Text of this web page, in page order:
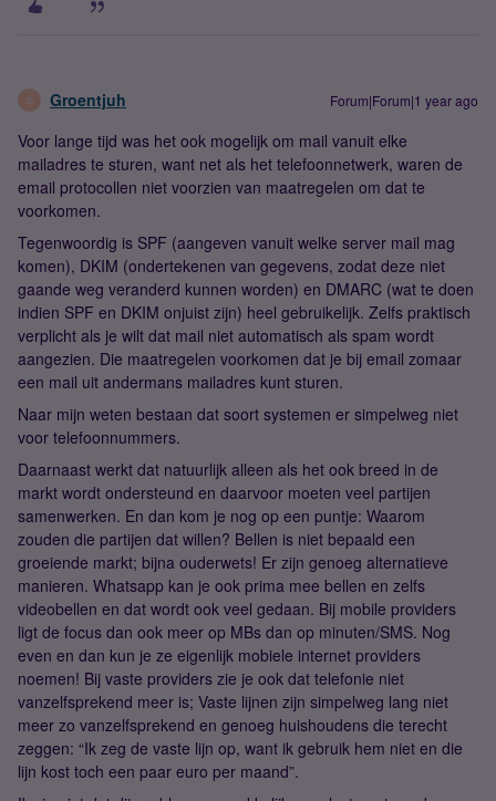
G Groentjuh Forum|Forum|1 year ago
Voor lange tijd was het ook mogelijk om mail vanuit elke
mailadres te sturen, want net als het telefoonnetwerk, waren de
email protocollen niet voorzien van maatregelen om dat te
voorkomen.
Tegenwoordig is SPF (aangeven vanuit welke server mail mag
komen), DKIM (ondertekenen van gegevens, zodat deze niet
gaande weg veranderd kunnen worden) en DMARC (wat te doen
indien SPF en DKIM onjuist zijn) heel gebruikelijk. Zelfs praktisch
verplicht als je wilt dat mail niet automatisch als spam wordt
aangezien. Die maatregelen voorkomen dat je bij email zomaar
een mail uit andermans mailadres kunt sturen.
Naar mijn weten bestaan dat soort systemen er simpelweg niet
voor telefoonnummers.
Daarnaast werkt dat natuurlijk alleen als het ook breed in de
markt wordt ondersteund en daarvoor moeten veel partijen
samenwerken. En dan kom je nog op een puntje: Waarom
zouden die partijen dat willen? Bellen is niet bepaald een
groeiende markt; bijna ouderwets! Er zijn genoeg alternatieve
manieren. Whatsapp kan je ook prima mee bellen en zelfs
videobellen en dat wordt ook veel gedaan. Bij mobile providers
ligt de focus dan ook meer op MBs dan op minuten/SMS. Nog
even en dan kun je ze eigenlijk mobiele internet providers
noemen! Bij vaste providers zie je ook dat telefonie niet
vanzelfsprekend meer is; Vaste lijnen zijn simpelweg lang niet
meer zo vanzelfsprekend en genoeg huishoudens die terecht
zeggen: “Ik zeg de vaste lijn op, want ik gebruik hem niet en die
lijn kost toch een paar euro per maand”.